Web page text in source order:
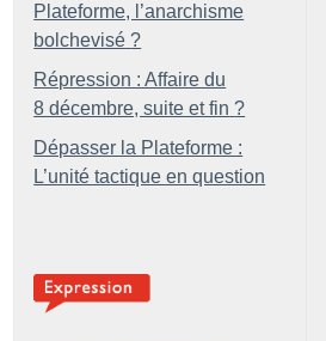
Plateforme, l’anarchisme
bolchevisé ?
Répression : Affaire du
8 décembre, suite et fin ?
Dépasser la Plateforme :
L’unité tactique en question